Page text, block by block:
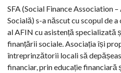
SFA (Social Finance Association
Socială) s-a născut cu scopul de
al AFIN cu asistență specializată
finanțării sociale. Asociația își
întreprinzătorii locali să
financiar, prin educație financiară